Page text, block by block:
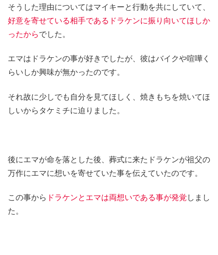
そうした理由についてはマイキーと行動を共にしていて、
好意を寄せている相手であるドラケンに振り向いてほしか
ったからでした。
エマはドラケンの事が好きでしたが、彼はバイクや喧嘩く
らいしか興味が無かったのです。
それ故に少しでも自分を見てほしく、焼きもちを焼いてほ
しいからタケミチに迫りました。
後にエマが命を落とした後、葬式に来たドラケンが祖父の
万作にエマに想いを寄せていた事を伝えていたのです。
この事から ドラケンとエマは両想いである事が発覚 しまし
た。